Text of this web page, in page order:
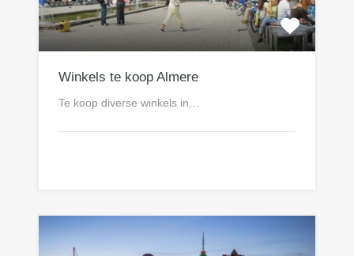
Winkels te koop Almere
Te koop diverse winkels in…